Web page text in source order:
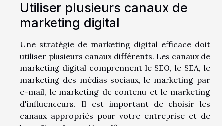
Utiliser plusieurs canaux de
marketing digital
Une stratégie de marketing digital efficace doit
utiliser plusieurs canaux différents. Les canaux de
marketing digital comprennent le SEO, le SEA, le
marketing des médias sociaux, le marketing par
e-mail, le marketing de contenu et le marketing
d'influenceurs. Il est important de choisir les
canaux appropriés pour votre entreprise et de